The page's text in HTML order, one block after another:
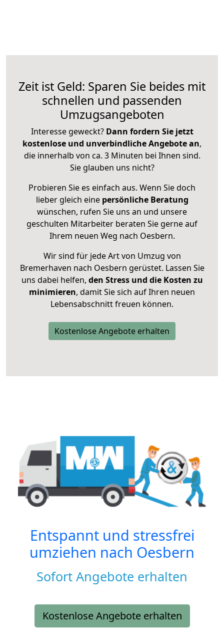
Zeit ist Geld: Sparen Sie beides mit
schnellen und passenden
Umzugsangeboten
Interesse geweckt? Dann fordern Sie jetzt
kostenlose und unverbindliche Angebote an,
die innerhalb von ca. 3 Minuten bei Ihnen sind.
Sie glauben uns nicht?
Probieren Sie es einfach aus. Wenn Sie doch
lieber gleich eine persönliche Beratung
wünschen, rufen Sie uns an und unsere
geschulten Mitarbeiter beraten Sie gerne auf
Ihrem neuen Weg nach Oesbern.
Wir sind für jede Art von Umzug von
Bremerhaven nach Oesbern gerüstet. Lassen Sie
uns dabei helfen, den Stress und die Kosten zu
minimieren, damit Sie sich auf Ihren neuen
Lebensabschnitt freuen können.
Kostenlose Angebote erhalten
Entspannt und stressfrei
umziehen nach Oesbern
Sofort Angebote erhalten
Kostenlose Angebote erhalten